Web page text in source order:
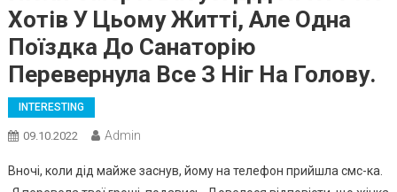
Хотів У Цьому Житті, Але Одна
Поїздка До Санаторію
Перевернула Все З Ніг На Голову.
INTERESTING
09.10.2022 Admin
Вночі, коли дід майже заснув, йому на телефон прийшла смс-ка.